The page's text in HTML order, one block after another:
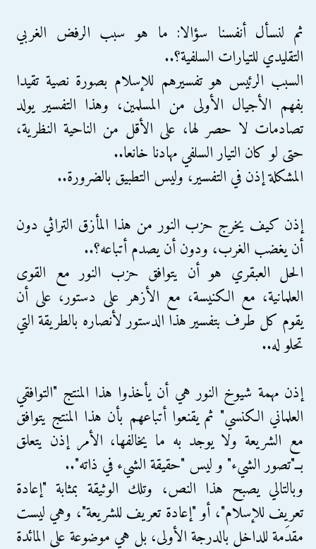
ثم لنسأل أنفسنا سؤالا: ما هو سبب الرفض الغربي
التقليدي للتيارات السلفية؟..
السبب الرئيس هو تفسيرهم للإسلام بصورة نصية تقيدا
بفهم الأجيال الأولى من المسلمين، وهذا التفسير يولد
تصادمات لا حصر لها، على الأقل من الناحية النظرية،
حتى لو كان التيار السلفي مهادنا خانعا..
المشكلة إذن في التفسير، وليس التطبيق بالضرورة..
إذن كيف يخرج حزب النور من هذا المأزق التراثي دون
أن يغضب الغرب، ودون أن يصدم أتباعه؟..
الحل العبقري هو أن يتوافق حزب النور مع القوى
العلمانية، مع الكنيسة، مع الأزهر على دستور، على أن
يقوم كل طرف بتفسير هذا الدستور لأنصاره بالطريقة التي
تحلو له..
إذن مهمة شيوخ النور هي أن يأخذوا هذا المنتج "التوافقي
العلماني الكنسي" ثم يقنعوا أتباعهم بأن هذا المنتج يتوافق
مع الشريعة ولا يوجد به ما يخالفها، الأمر إذن يتعلق
بــ"تصور الشيء" و ليس "حقيقة الشيء في ذاته"..
وبالتالي يصبح هذا النص، وتلك الوثيقة بمثابة "إعادة
تعريف للإسلام"، أو "إعادة تعريف للشريعة"، وهي ليست
مقدَمة للداخل بالدرجة الأولى، بل هي موضوعة على المائدة